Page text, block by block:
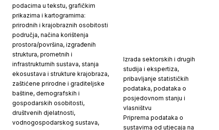
podacima u tekstu, grafičkim
prikazima i kartogramima:
prirodnih i krajobraznih osobitosti
područja, načina korištenja
prostora/površina, izgrađenih
struktura, prometnih i
infrastrukturnih sustava, stanja
ekosustava i strukture krajobraza,
zaštićene prirodne i graditeljske
baštine, demografskih i
gospodarskih osobitosti,
društvenih djelatnosti,
vodnogospodarskog sustava,
Izrada sektorskih i drugih
studija i ekspertiza,
pribavljanje statističkih
podataka, podataka o
posjedovnom stanju i
vlasništvu
Priprema podataka o
sustavima od utjecaja na